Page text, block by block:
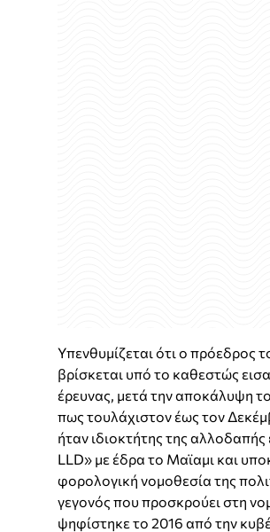
Υπενθυμίζεται ότι ο πρόεδρος
βρίσκεται υπό το καθεστώς
έρευνας, μετά την αποκάλυψη
πως τουλάχιστον έως τον
ήταν ιδιοκτήτης της αλλοδαπής
LLD» με έδρα το Μαϊαμι και
φορολογική νομοθεσία της
γεγονός που προσκρούει στη
ψηφίστηκε το 2016 από την